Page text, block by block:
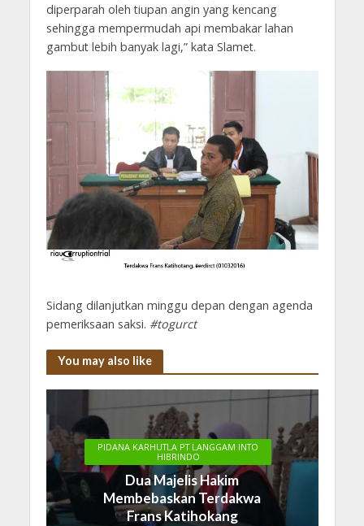
diperparah oleh tiupan angin yang kencang
sehingga mempermudah api membakar lahan
gambut lebih banyak lagi,” kata Slamet.
Sidang dilanjutkan minggu depan dengan agenda
pemeriksaan saksi. #togurct
You may also like
PIDANA KARHUTLA PT LANGGAM INTO
HIBRINDO
Dua Majelis Hakim
Membebaskan Terdakwa
Frans Katihokang